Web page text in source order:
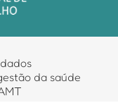
da saúde